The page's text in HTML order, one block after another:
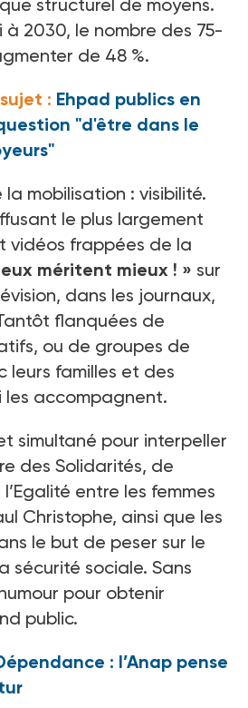
à 2030, le nombre des 75-
de 48 %.
: Ehpad publics en
"d'être dans le
mobilisation : visibilité.
le plus largement
vidéos frappées de la
méritent mieux ! » sur
dans les journaux,
flanquées de
ou de groupes de
leurs familles et des
les accompagnent.
simultané pour interpeller
des Solidarités, de
entre les femmes
Christophe, ainsi que les
le but de peser sur le
sécurité sociale. Sans
pour obtenir
public.
: l’Anap pense